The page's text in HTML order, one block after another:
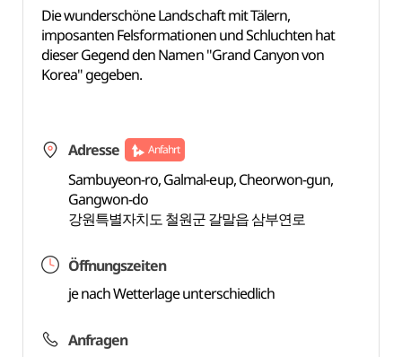
Die wunderschöne Landschaft mit Tälern,
imposanten Felsformationen und Schluchten hat
dieser Gegend den Namen "Grand Canyon von
Korea" gegeben.
Adresse Anfahrt
Sambuyeon-ro, Galmal-eup, Cheorwon-gun,
Gangwon-do
강원특별자치도 철원군 갈말읍 삼부연로
Öffnungszeiten
je nach Wetterlage unterschiedlich
Anfragen